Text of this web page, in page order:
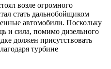
возле огромного
стать дальнобойщиком
автомобили. Поскольку
и сила, помимо дизельного
должен присутствовать
турбине